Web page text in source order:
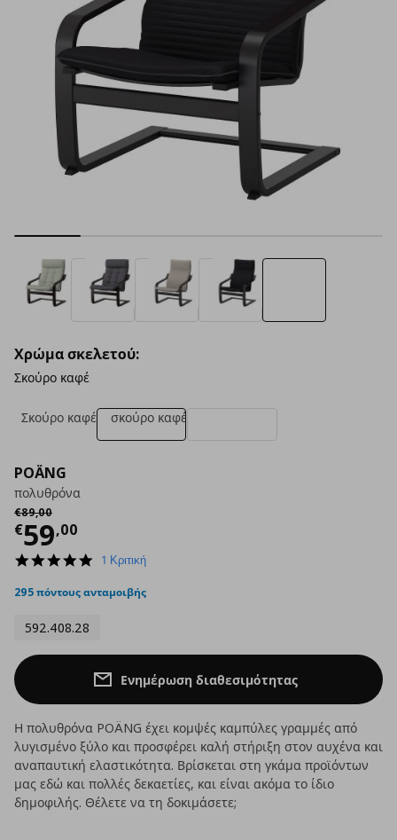
POÄNG
πολυθρόνα
€89,00
Αρχική τιμή
€59,00
Τρέχουσα τιμή
5.0
rating
1 Κριτική
295 πόντους ανταμοιβής
592.408.28
Χρώμα σκελετού:
Σκούρο καφέ
Σκούρο καφέ σκούρο καφέ
Ενημέρωση διαθεσιμότητας
Η πολυθρόνα POÄNG έχει κομψές καμπύλες γραμμές από
λυγισμένο ξύλο και προσφέρει καλή στήριξη στον αυχένα και
αναπαυτική ελαστικότητα. Βρίσκεται στη γκάμα προϊόντων
μας εδώ και πολλές δεκαετίες, και είναι ακόμα το ίδιο
δημοφιλής. Θέλετε να τη δοκιμάσετε;